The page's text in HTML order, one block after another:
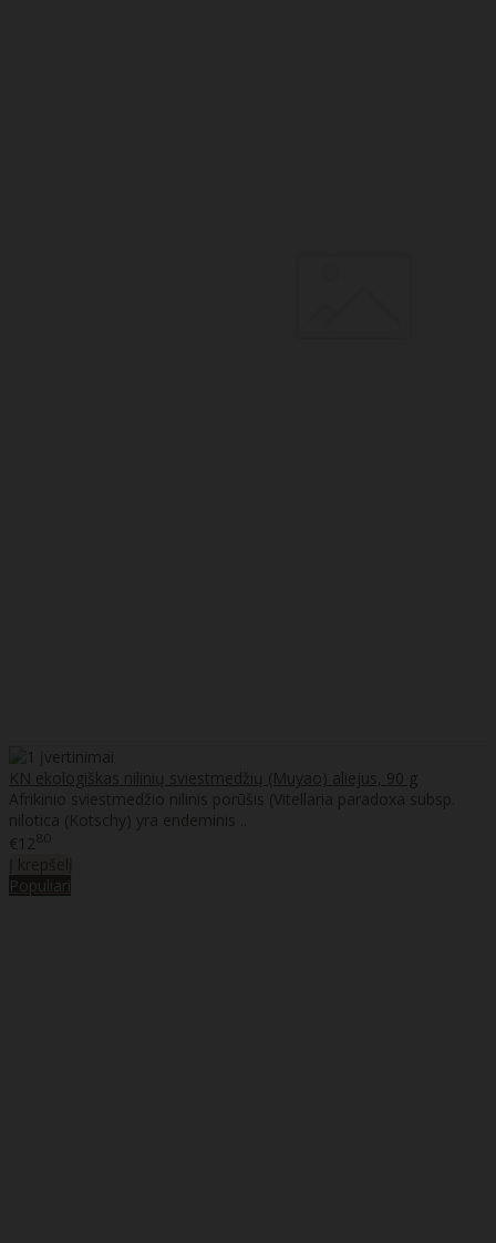
KN ekologiškas nilinių sviestmedžių (Muyao) aliejus, 90 g
Afrikinio sviestmedžio nilinis porūšis (Vitellaria paradoxa subsp.
nilotica (Kotschy) yra endeminis ..
€1280
Populiari